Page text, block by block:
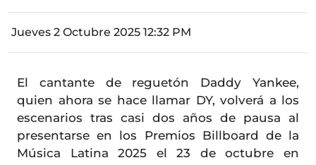
Jueves 2 Octubre 2025 12:32 PM
El cantante de reguetón Daddy Yankee,
quien ahora se hace llamar DY, volverá a los
escenarios tras casi dos años de pausa al
presentarse en los Premios Billboard de la
Música Latina 2025 el 23 de octubre en